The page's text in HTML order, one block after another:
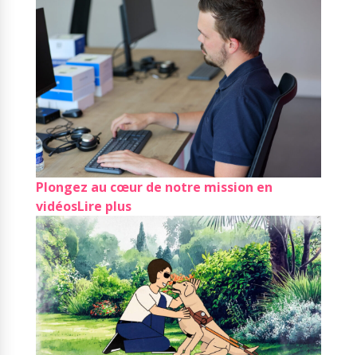
déficientes visuelles
Lire plus
Plongez au cœur de notre mission en
vidéosLire plus